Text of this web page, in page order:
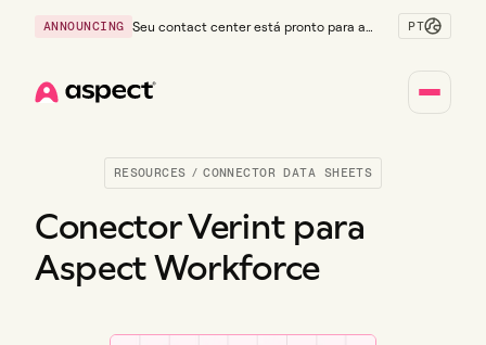
ANNOUNCING
Seu contact center está pronto para a
PT
RESOURCES / CONNECTOR DATA SHEETS
Conector Verint para
Aspect Workforce